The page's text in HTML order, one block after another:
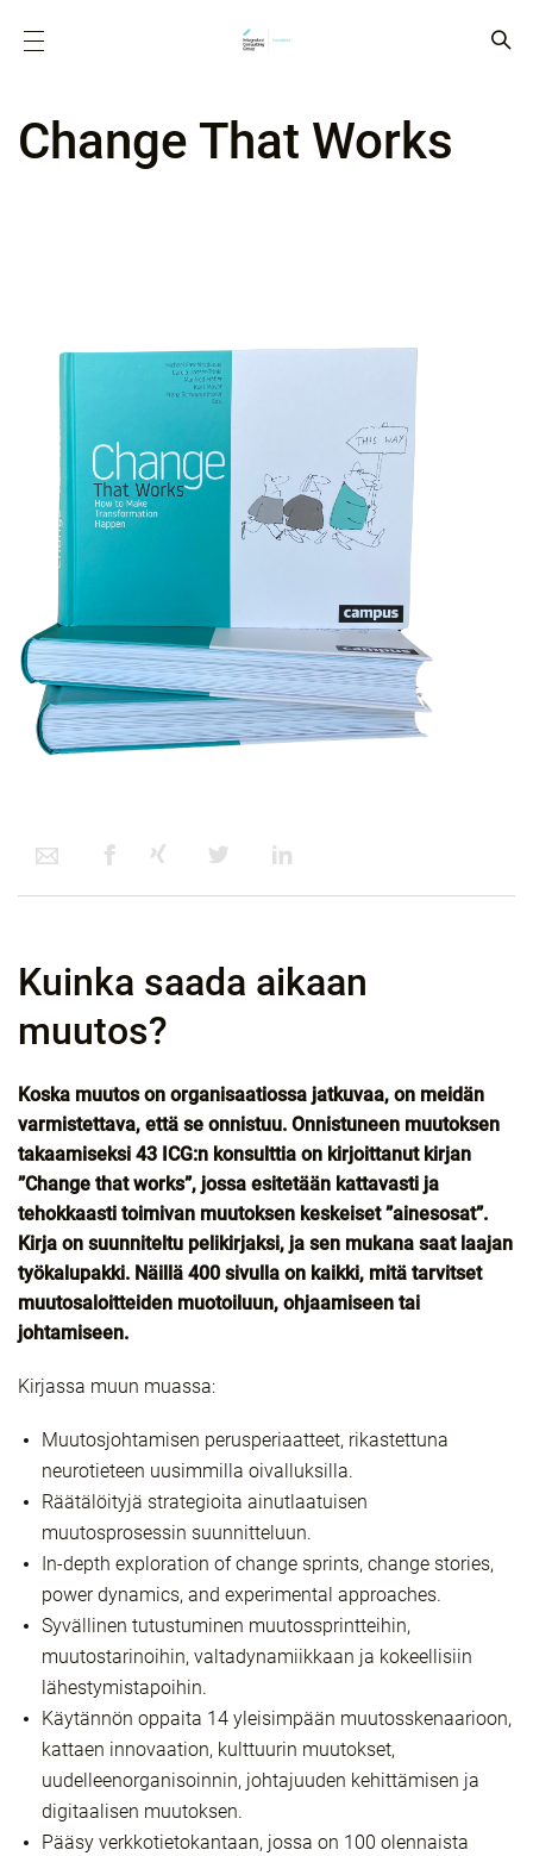
Change That Works
Kuinka saada aikaan
muutos?
Koska muutos on organisaatiossa jatkuvaa, on meidän
varmistettava, että se onnistuu. Onnistuneen muutoksen
takaamiseksi 43 ICG:n konsulttia on kirjoittanut kirjan
”Change that works”, jossa esitetään kattavasti ja
tehokkaasti toimivan muutoksen keskeiset ”ainesosat”.
Kirja on suunniteltu pelikirjaksi, ja sen mukana saat laajan
työkalupakki. Näillä 400 sivulla on kaikki, mitä tarvitset
muutosaloitteiden muotoiluun, ohjaamiseen tai
johtamiseen.
Kirjassa muun muassa:
Muutosjohtamisen perusperiaatteet, rikastettuna
neurotieteen uusimmilla oivalluksilla.
Räätälöityjä strategioita ainutlaatuisen
muutosprosessin suunnitteluun.
In-depth exploration of change sprints, change stories,
power dynamics, and experimental approaches.
Syvällinen tutustuminen muutossprintteihin,
muutostarinoihin, valtadynamiikkaan ja kokeellisiin
lähestymistapoihin.
Käytännön oppaita 14 yleisimpään muutosskenaarioon,
kattaen innovaation, kulttuurin muutokset,
uudelleenorganisoinnin, johtajuuden kehittämisen ja
digitaalisen muutoksen.
Pääsy verkkotietokantaan, jossa on 100 olennaista